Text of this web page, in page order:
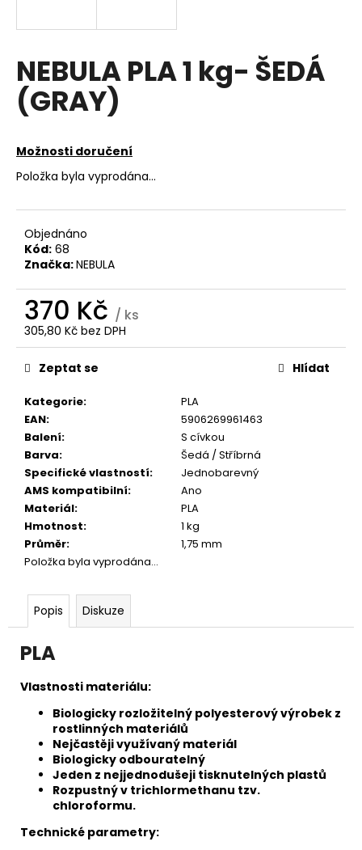
NEBULA PLA 1 kg- ŠEDÁ
(GRAY)
Možnosti doručení
Položka byla vyprodána…
Objednáno
Kód: 68
Značka:NEBULA
370 Kč / ks
305,80 Kč bez DPH
Měrná
cena:
Kategorie:
PLA
EAN:
5906269961463
Balení:
S cívkou
Barva:
Šedá / Stříbrná
Specifické vlastností:
Jednobarevný
AMS kompatibilní:
Ano
Materiál:
PLA
Hmotnost:
1 kg
Průměr:
1,75 mm
Položka byla vyprodána…
Zeptat se Hlídat
Popis Diskuze
PLA
Vlastnosti materiálu:
Biologicky rozložitelný polyesterový výrobek z
rostlinných materiálů
Nejčastěji využívaný materiál
Biologicky odbouratelný
Jeden z nejjednodušeji tisknutelných plastů
Rozpustný v trichlormethanu tzv.
chloroformu.
Technické parametry:
í
t
?
D
o
p
o
u
č
e
m
e